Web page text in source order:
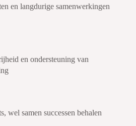
en langdurige samenwerkingen
en ondersteuning van
wel samen successen behalen